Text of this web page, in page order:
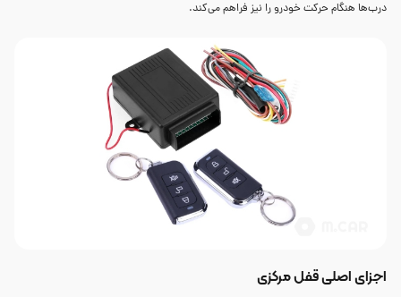
درب‌ها هنگام حرکت خودرو را نیز فراهم می‌کند.
اجزای اصلی قفل مرکزی